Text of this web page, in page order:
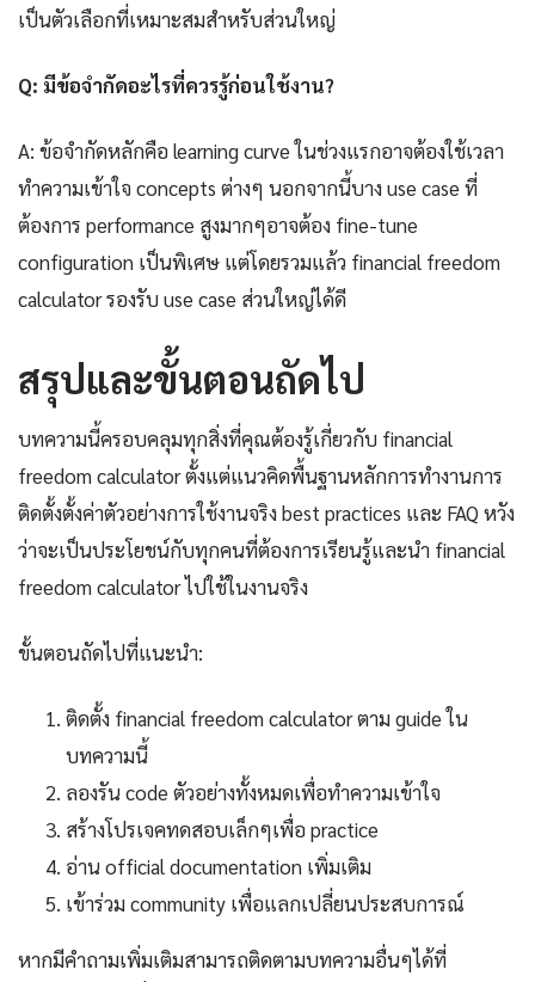
เป็นตัวเลือกที่เหมาะสมสำหรับส่วนใหญ่
Q: มีข้อจำกัดอะไรที่ควรรู้ก่อนใช้งาน?
A: ข้อจำกัดหลักคือ learning curve ในช่วงแรกอาจต้องใช้เวลา
ทำความเข้าใจ concepts ต่างๆ นอกจากนี้บาง use case ที่
ต้องการ performance สูงมากๆอาจต้อง fine-tune
configuration เป็นพิเศษ แต่โดยรวมแล้ว financial freedom
calculator รองรับ use case ส่วนใหญ่ได้ดี
สรุปและขั้นตอนถัดไป
บทความนี้ครอบคลุมทุกสิ่งที่คุณต้องรู้เกี่ยวกับ financial
freedom calculator ตั้งแต่แนวคิดพื้นฐานหลักการทำงานการ
ติดตั้งตั้งค่าตัวอย่างการใช้งานจริง best practices และ FAQ หวัง
ว่าจะเป็นประโยชน์กับทุกคนที่ต้องการเรียนรู้และนำ financial
freedom calculator ไปใช้ในงานจริง
ขั้นตอนถัดไปที่แนะนำ:
ติดตั้ง financial freedom calculator ตาม guide ใน
บทความนี้
ลองรัน code ตัวอย่างทั้งหมดเพื่อทำความเข้าใจ
สร้างโปรเจคทดสอบเล็กๆเพื่อ practice
อ่าน official documentation เพิ่มเติม
เข้าร่วม community เพื่อแลกเปลี่ยนประสบการณ์
หากมีคำถามเพิ่มเติมสามารถติดตามบทความอื่นๆได้ที่